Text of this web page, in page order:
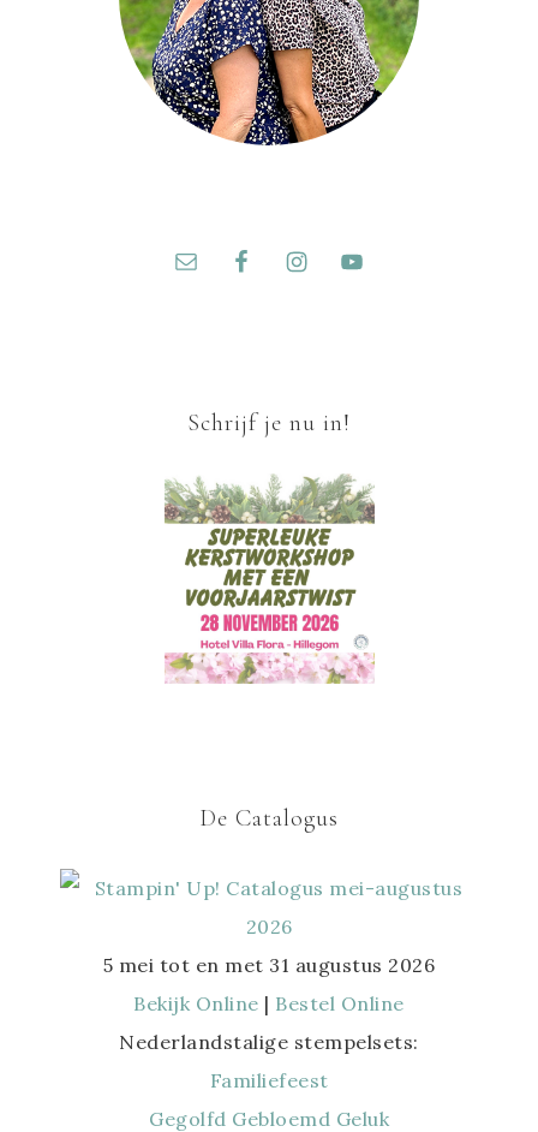
Schrijf je nu in!
De Catalogus
5 mei tot en met 31 augustus 2026
Bekijk Online | Bestel Online
Nederlandstalige stempelsets:
Familiefeest
Gegolfd Gebloemd Geluk